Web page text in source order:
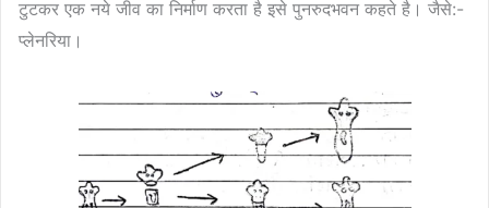
टुटकर एक नये जीव का निर्माण करता है इसे पुनरुदभवन कहते है। जैसे:-
प्लेनरिया।